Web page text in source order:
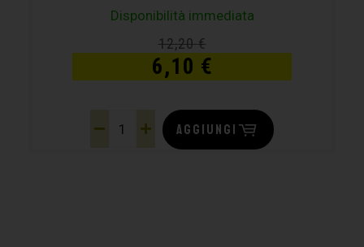
Disponibilità immediata
12,20€
6,10 €
AGGIUNGI